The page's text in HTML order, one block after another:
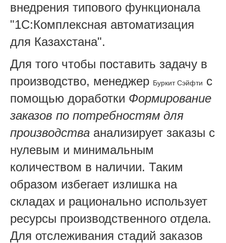
внедрения типового функционала
"1С:Комплексная автоматизация
для Казахстана".
Для того чтобы поставить задачу в
производство, менеджер Буркит Сэйфти с
помощью доработки Формирование
заказов по потребностям для
производства анализирует заказы с
нулевым и минимальным
количеством в наличии. Таким
образом избегает излишка на
складах и рационально использует
ресурсы производственного отдела.
Для отслеживания стадий заказов